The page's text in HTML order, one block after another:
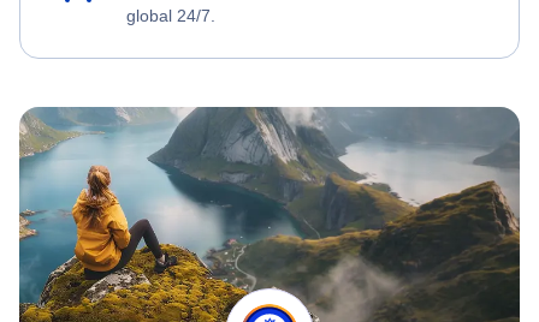
global 24/7.